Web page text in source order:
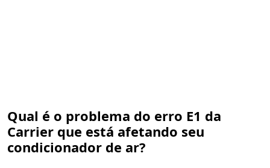
Qual é o problema do erro E1 da
Carrier que está afetando seu
condicionador de ar?